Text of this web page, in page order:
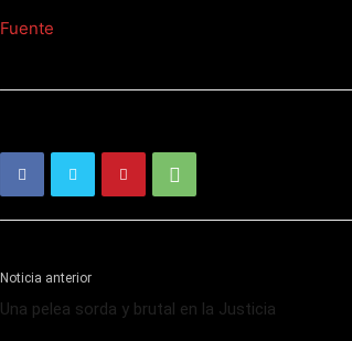
Fuente
Noticia anterior
Una pelea sorda y brutal en la Justicia